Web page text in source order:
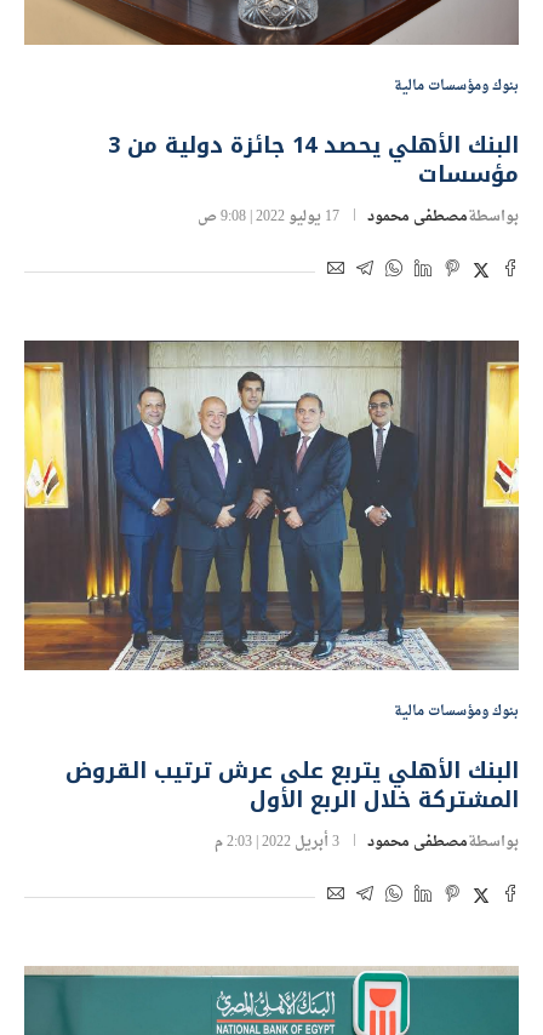
بنوك ومؤسسات مالية
البنك الأهلي يحصد 14 جائزة دولية من 3
مؤسسات
بواسطةمصطفى محمود 17 يوليو 2022 | 9:08 ص
بنوك ومؤسسات مالية
البنك الأهلي يتربع على عرش ترتيب القروض
المشتركة خلال الربع الأول
بواسطةمصطفى محمود 3 أبريل 2022 | 2:03 م